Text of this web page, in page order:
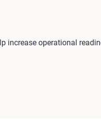
increase operational